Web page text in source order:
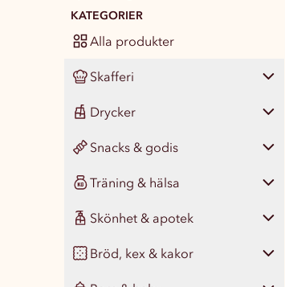
KATEGORIER
Alla produkter
Skafferi
Visa alla 482
Pasta, ris & matgryn 34
Konserver 68
Färdigmat 47
Kryddor & smaksättare 77
Drycker
Visa alla 139
Läsk 47
Vatten 20
Juice, smoothie & saft 18
Snacks & godis
Visa alla 432
Chips & snacks 73
Nötter & naturgodis 43
Träning & hälsa
Visa alla 122
Måltidsersättning 14
Skönhet & apotek
Visa alla 347
Bröd, kex & kakor